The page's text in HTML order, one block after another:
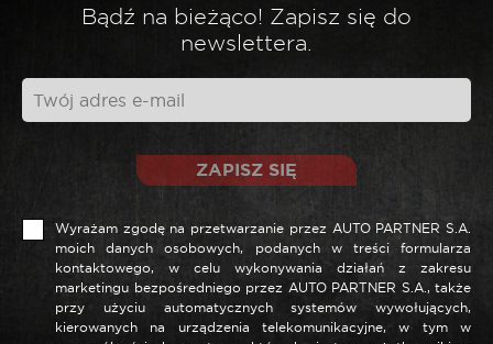
Bądź na bieżąco! Zapisz się do
newslettera.
ZAPISZ SIĘ
Wyrażam zgodę na przetwarzanie przez AUTO PARTNER S.A.
moich danych osobowych, podanych w treści formularza
kontaktowego, w celu wykonywania działań z zakresu
marketingu bezpośredniego przez AUTO PARTNER S.A., także
przy użyciu automatycznych systemów wywołujących,
kierowanych na urządzenia telekomunikacyjne, w tym w